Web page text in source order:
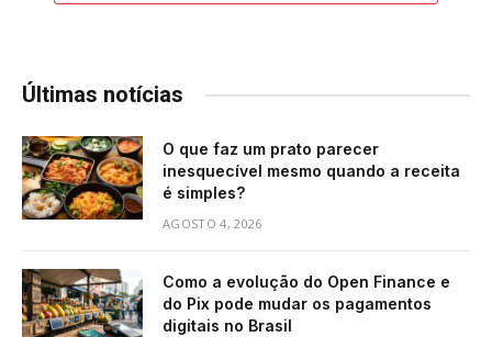
Últimas notícias
O que faz um prato parecer
inesquecível mesmo quando a receita
é simples?
AGOSTO 4, 2026
Como a evolução do Open Finance e
do Pix pode mudar os pagamentos
digitais no Brasil